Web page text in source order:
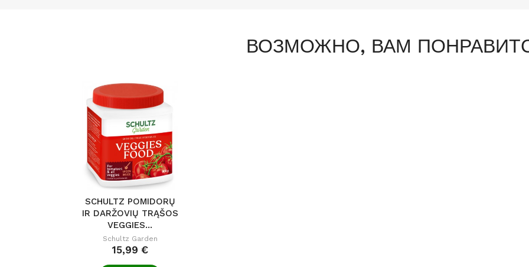
ВОЗМОЖНО, ВАМ
SCHULTZ POMIDORŲ
IR DARŽOVIŲ TRĄŠOS
VEGGIES...
Schultz Garden
15,99 €